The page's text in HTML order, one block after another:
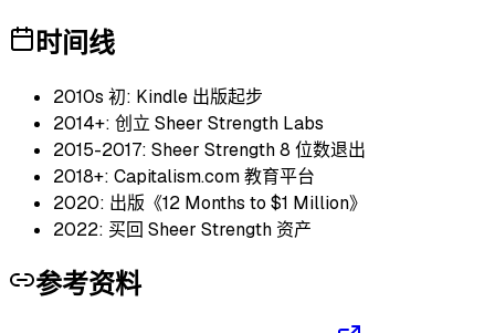
时间线
2010s 初: Kindle 出版起步
2014+: 创立 Sheer Strength Labs
2015-2017: Sheer Strength 8 位数退出
2018+: Capitalism.com 教育平台
2020: 出版《12 Months to $1 Million》
2022: 买回 Sheer Strength 资产
参考资料